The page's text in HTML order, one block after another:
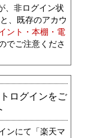
、非ログイン状
、既存のアカウ
ント・本棚・電
でご注意くださ
ログインをご
ンにて「楽天マ